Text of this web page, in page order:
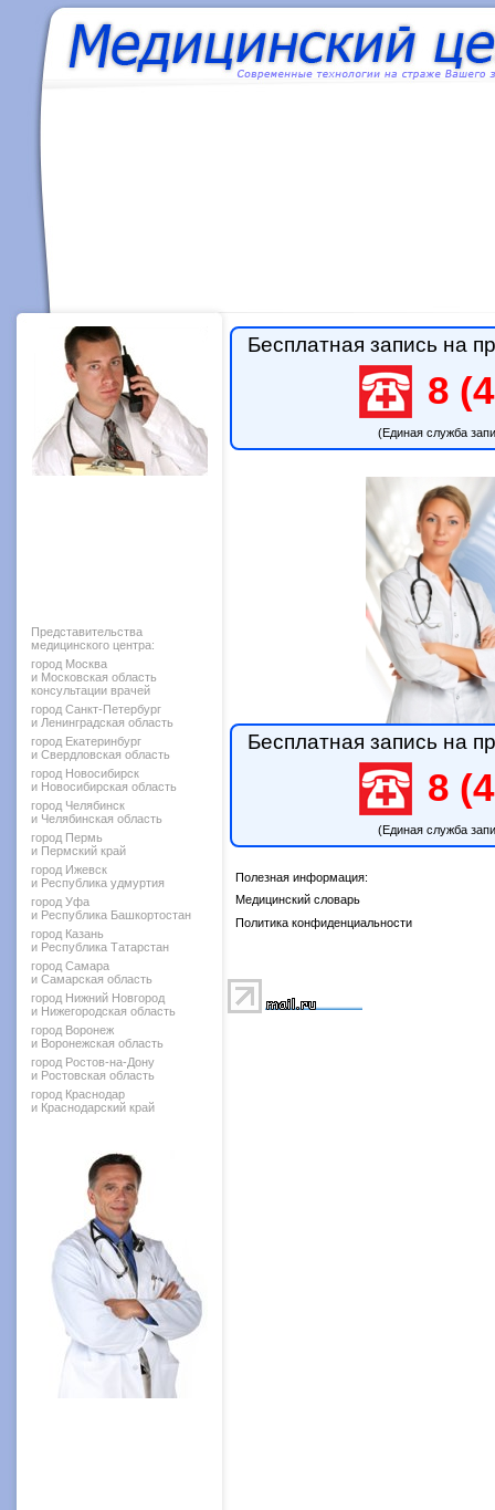
Представительства
медицинского центра:
город Москва
и Московская область
консультации врачей
город Санкт-Петербург
и Ленинградская область
город Екатеринбург
и Свердловская область
город Новосибирск
и Новосибирская область
город Челябинск
и Челябинская область
город Пермь
и Пермский край
город Ижевск
и Республика удмуртия
город Уфа
и Республика Башкортостан
город Казань
и Республика Татарстан
город Самара
и Самарская область
город Нижний Новгород
и Нижегородская область
город Воронеж
и Воронежская область
город Ростов-на-Дону
и Ростовская область
город Краснодар
и Краснодарский край
Бесплатная запись на
8
(Единая служба
Бесплатная запись на
8
(Единая служба
Полезная информация:
Медицинский словарь
Политика конфиденциальности